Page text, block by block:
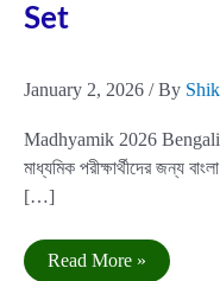
Set
January 2, 2026 / By
Madhyamik 2026
মাধ্যমিক পরীক্ষার্থীদের জন্য
[…]
মাধ্যমিক
Read More »